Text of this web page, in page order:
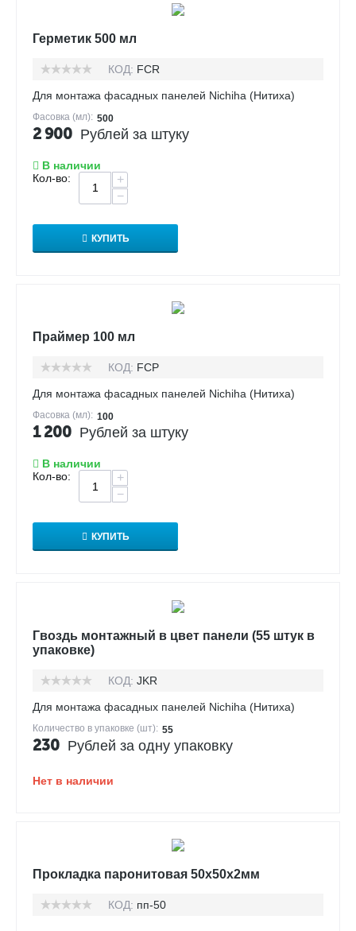
Герметик 500 мл
КОД: FCR
Для монтажа фасадных панелей Nichiha (Нитиха)
Фасовка (мл): 500
2 900 Рублей за штуку
В наличии
Кол-во:
+
−
КУПИТЬ
Праймер 100 мл
КОД: FCP
Для монтажа фасадных панелей Nichiha (Нитиха)
Фасовка (мл): 100
1 200 Рублей за штуку
В наличии
Кол-во:
+
−
КУПИТЬ
Гвоздь монтажный в цвет панели (55 штук в
упаковке)
КОД: JKR
Для монтажа фасадных панелей Nichiha (Нитиха)
Количество в упаковке (шт): 55
230 Рублей за одну упаковку
Нет в наличии
Прокладка паронитовая 50х50х2мм
КОД: пп-50